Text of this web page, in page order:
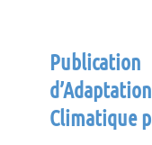
Climatique